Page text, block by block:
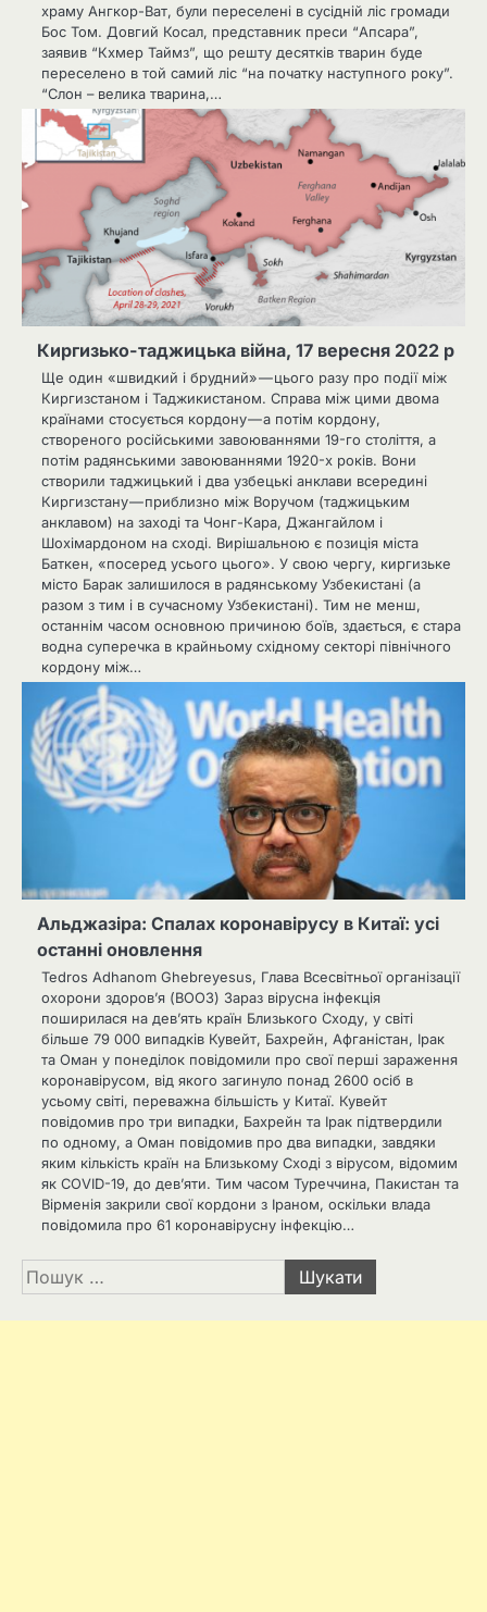
храму Ангкор-Ват, були переселені в сусідній ліс громади
Бос Том. Довгий Косал, представник преси “Апсара”,
заявив “Кхмер Таймз”, що решту десятків тварин буде
переселено в той самий ліс “на початку наступного року”.
“Слон – велика тварина,…
Киргизько-таджицька війна, 17 вересня 2022 р
Ще один «швидкий і брудний» — цього разу про події між
Киргизстаном і Таджикистаном. Справа між цими двома
країнами стосується кордону — а потім кордону,
створеного російськими завоюваннями 19-го століття, а
потім радянськими завоюваннями 1920-х років. Вони
створили таджицький і два узбецькі анклави всередині
Киргизстану — приблизно між Воручом (таджицьким
анклавом) на заході та Чонг-Кара, Джангайлом і
Шохімардоном на сході. Вирішальною є позиція міста
Баткен, «посеред усього цього». У свою чергу, киргизьке
місто Барак залишилося в радянському Узбекистані (а
разом з тим і в сучасному Узбекистані). Тим не менш,
останнім часом основною причиною боїв, здається, є стара
водна суперечка в крайньому східному секторі північного
кордону між…
Альджазіра: Спалах коронавірусу в Китаї: усі
останні оновлення
Tedros Adhanom Ghebreyesus, Глава Всесвітньої організації
охорони здоров’я (ВООЗ) Зараз вірусна інфекція
поширилася на дев’ять країн Близького Сходу, у світі
більше 79 000 випадків Кувейт, Бахрейн, Афганістан, Ірак
та Оман у понеділок повідомили про свої перші зараження
коронавірусом, від якого загинуло понад 2600 осіб в
усьому світі, переважна більшість у Китаї. Кувейт
повідомив про три випадки, Бахрейн та Ірак підтвердили
по одному, а Оман повідомив про два випадки, завдяки
яким кількість країн на Близькому Сході з вірусом, відомим
як COVID-19, до дев’яти. Тим часом Туреччина, Пакистан та
Вірменія закрили свої кордони з Іраном, оскільки влада
повідомила про 61 коронавірусну інфекцію…
Пошук: